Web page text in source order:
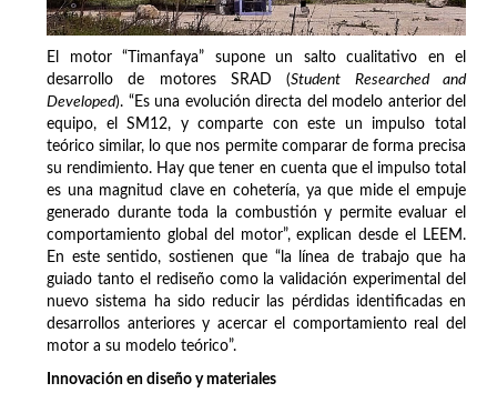
El motor “Timanfaya” supone un salto cualitativo en el
desarrollo de motores SRAD (Student Researched and
Developed). “Es una evolución directa del modelo anterior del
equipo, el SM12, y comparte con este un impulso total
teórico similar, lo que nos permite comparar de forma precisa
su rendimiento. Hay que tener en cuenta que el impulso total
es una magnitud clave en cohetería, ya que mide el empuje
generado durante toda la combustión y permite evaluar el
comportamiento global del motor”, explican desde el LEEM.
En este sentido, sostienen que “la línea de trabajo que ha
guiado tanto el rediseño como la validación experimental del
nuevo sistema ha sido reducir las pérdidas identificadas en
desarrollos anteriores y acercar el comportamiento real del
motor a su modelo teórico”.
Innovación en diseño y materiales